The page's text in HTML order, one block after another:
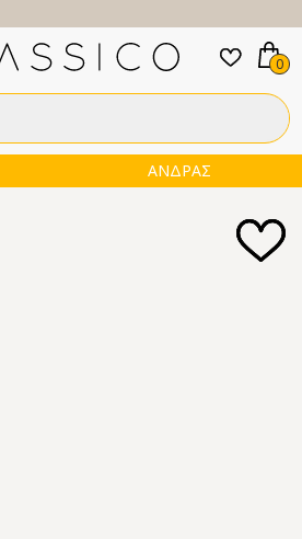
ΑΝΔΡΑΣ
0